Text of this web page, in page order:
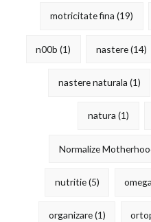
motricitate fina (19)
n00b (1) nastere(14)
nastere naturala (1)
natura (1)
Normalize
nutritie(5)
organizare(1)